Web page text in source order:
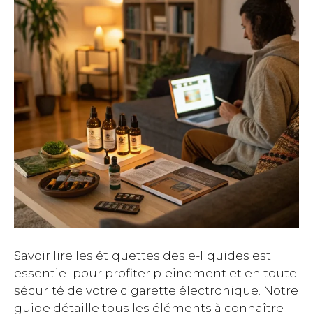
Savoir lire les étiquettes des e-liquides est
essentiel pour profiter pleinement et en toute
sécurité de votre cigarette électronique. Notre
guide détaille tous les éléments à connaître